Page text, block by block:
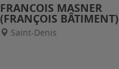
FRANCOIS MASNER
(FRANÇOIS BÂTIMENT)
Saint-Denis